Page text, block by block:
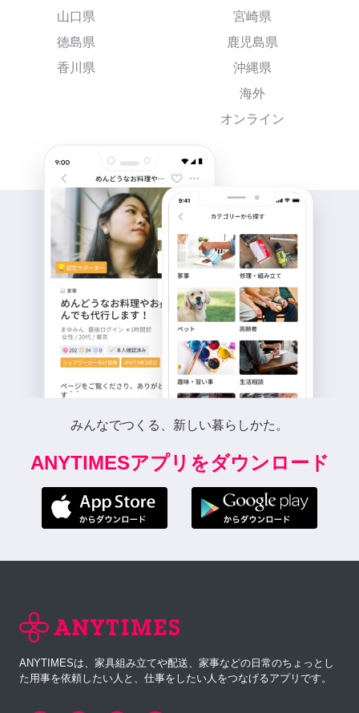
山口県
徳島県
香川県
宮崎県
鹿児島県
沖縄県
海外
オンライン
みんなでつくる、新しい暮らしかた。
ANYTIMESアプリをダウンロード
ANYTIMESは、家具組み立てや配送、家事などの日常のちょっとし
た用事を依頼したい人と、仕事をしたい人をつなげるアプリです。